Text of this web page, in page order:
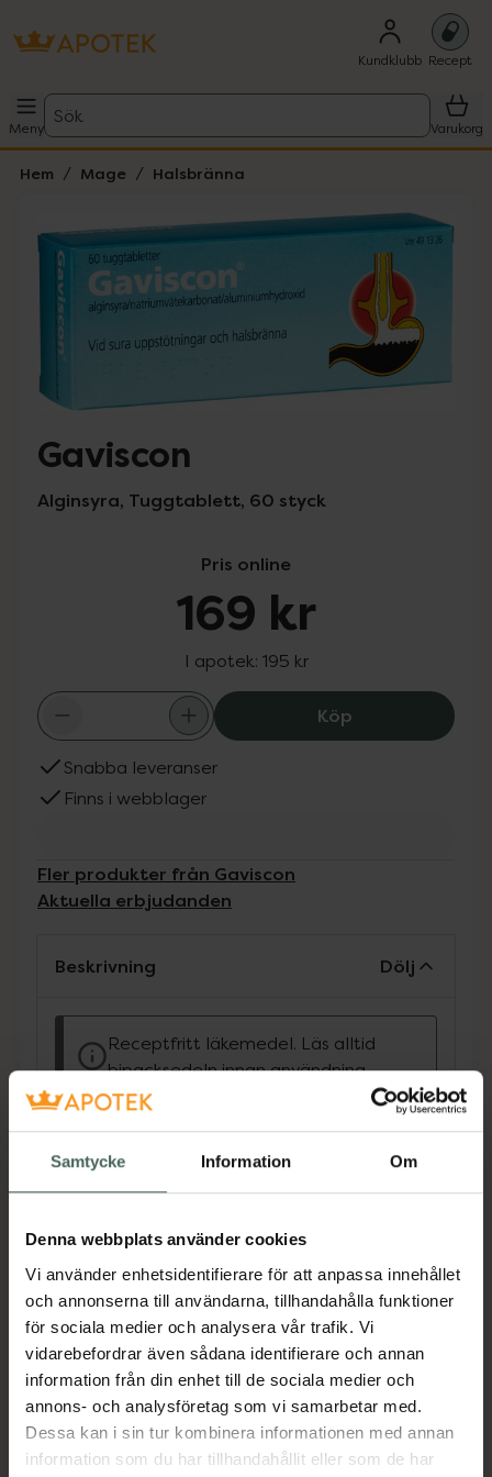
Samtycke Information Om
Denna webbplats använder cookies
Vi använder enhetsidentifierare för att anpassa innehållet
och annonserna till användarna, tillhandahålla funktioner
för sociala medier och analysera vår trafik. Vi
vidarebefordrar även sådana identifierare och annan
information från din enhet till de sociala medier och
annons- och analysföretag som vi samarbetar med.
Dessa kan i sin tur kombinera informationen med annan
information som du har tillhandahållit eller som de har
Kundklubb Recept
Meny
Sök
Varukorg
Hem Mage Halsbränna
Lista: . Innehåller 1 objekt.
Hoppa över Lista
Gaviscon
Alginsyra, Tuggtablett, 60 styck
Pris online
169 kr
I apotek: 195 kr
KöpGaviscon, 169
Snabba leveranser
Finns i webblager
Fler produkter från Gaviscon
Aktuella erbjudanden
Beskrivning Dölj
Receptfritt läkemedel. Läs alltid
bipacksedeln innan användning.
Gaviscon används vid sura uppstötningar och
halsbränna. Gaviscon bildar tillsammans med
magens saltsyra en lätt och geléartad massa
ovanpå maginnehållet. Denna motverkar att
EAN:07319900004890
HalsbrännaMage
Innehåll Visa